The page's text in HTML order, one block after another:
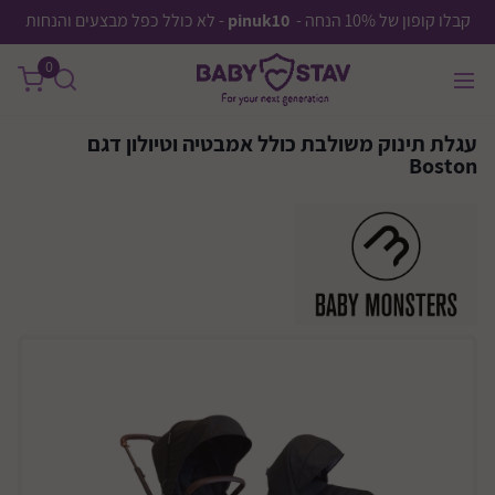
קבלו קופון של 10% הנחה - pinuk10 - לא כולל כפל מבצעים והנחות
0
עגלת תינוק משולבת כולל אמבטיה וטיולון דגם
Boston